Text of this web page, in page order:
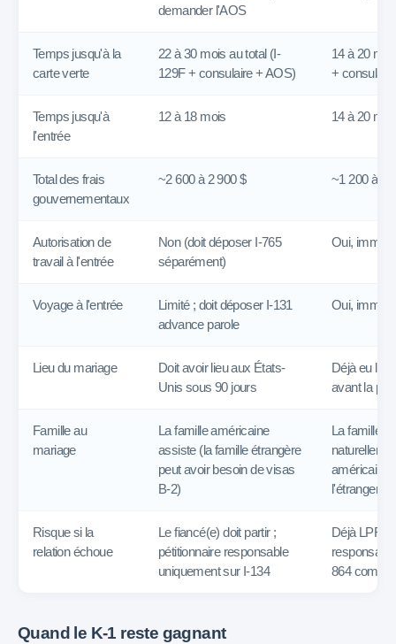
demander l'AOS
Temps jusqu'à la
carte verte
22 à 30 mois au total (I-
129F + consulaire + AOS)
14 à 20
+
Temps jusqu'à
l'entrée
12 à 18 mois 14 à 20
Total des frais
gouvernementaux
~2 600 à 2 900 $ ~1 200 à 1
Autorisation de
travail à l'entrée
Non (doit déposer I-765
séparément)
Oui,
Voyage à l'entrée
Limité ; doit déposer I-131
advance parole
Oui,
Lieu du mariage
Doit avoir lieu aux États-
Unis sous 90 jours
Déjà eu
avant la
Famille au
mariage
La famille américaine
assiste (la famille étrangère
peut avoir besoin de visas
B-2)
La famille
américaine
l'étranger
Risque si la
relation échoue
Le fiancé(e) doit partir ;
pétitionnaire responsable
uniquement sur I-134
Déjà LPR ;
864 complet
Quand le K-1 reste gagnant